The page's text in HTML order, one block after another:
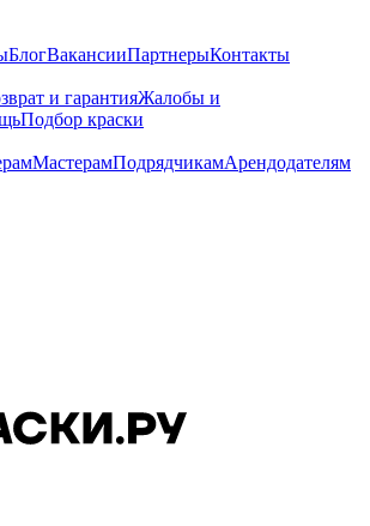
БлогВакансииПартнерыКонтакты
и гарантияЖалобы и
Подбор краски
МастерамПодрядчикамАрендодателям